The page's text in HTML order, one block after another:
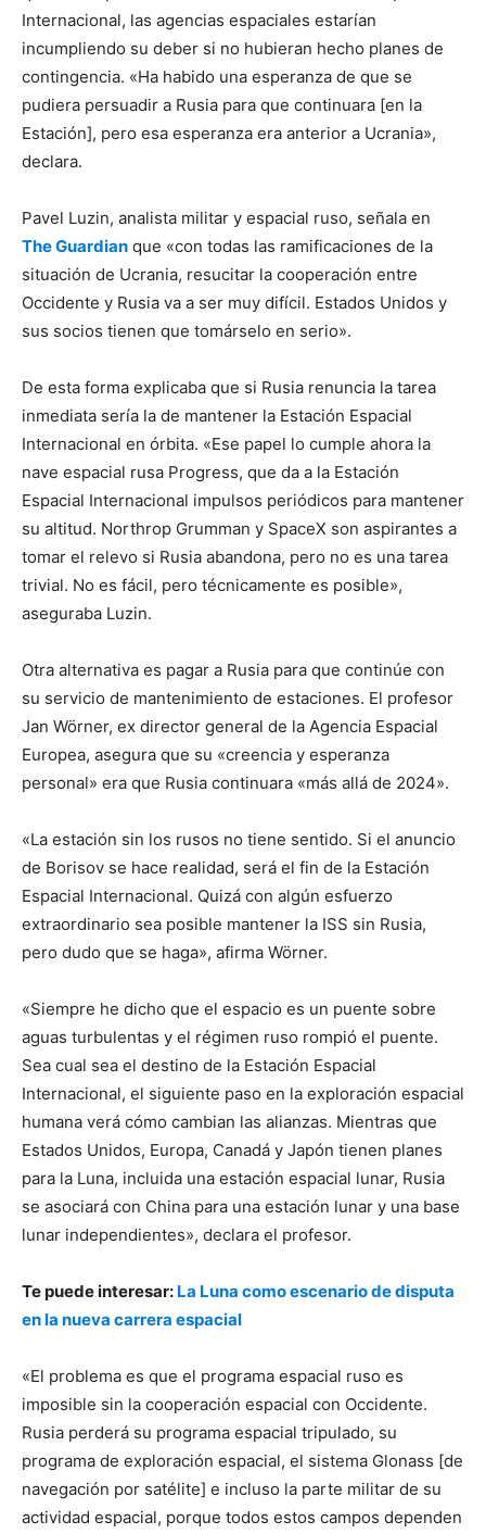
Internacional, las agencias espaciales estarían
incumpliendo su deber si no hubieran hecho planes de
contingencia. «Ha habido una esperanza de que se
pudiera persuadir a Rusia para que continuara [en la
Estación], pero esa esperanza era anterior a Ucrania»,
declara.
Pavel Luzin, analista militar y espacial ruso, señala en
The Guardian que «con todas las ramificaciones de la
situación de Ucrania, resucitar la cooperación entre
Occidente y Rusia va a ser muy difícil. Estados Unidos y
sus socios tienen que tomárselo en serio».
De esta forma explicaba que si Rusia renuncia la tarea
inmediata sería la de mantener la Estación Espacial
Internacional en órbita. «Ese papel lo cumple ahora la
nave espacial rusa Progress, que da a la Estación
Espacial Internacional impulsos periódicos para mantener
su altitud. Northrop Grumman y SpaceX son aspirantes a
tomar el relevo si Rusia abandona, pero no es una tarea
trivial. No es fácil, pero técnicamente es posible»,
aseguraba Luzin.
Otra alternativa es pagar a Rusia para que continúe con
su servicio de mantenimiento de estaciones. El profesor
Jan Wörner, ex director general de la Agencia Espacial
Europea, asegura que su «creencia y esperanza
personal» era que Rusia continuara «más allá de 2024».
«La estación sin los rusos no tiene sentido. Si el anuncio
de Borisov se hace realidad, será el fin de la Estación
Espacial Internacional. Quizá con algún esfuerzo
extraordinario sea posible mantener la ISS sin Rusia,
pero dudo que se haga», afirma Wörner.
«Siempre he dicho que el espacio es un puente sobre
aguas turbulentas y el régimen ruso rompió el puente.
Sea cual sea el destino de la Estación Espacial
Internacional, el siguiente paso en la exploración espacial
humana verá cómo cambian las alianzas. Mientras que
Estados Unidos, Europa, Canadá y Japón tienen planes
para la Luna, incluida una estación espacial lunar, Rusia
se asociará con China para una estación lunar y una base
lunar independientes», declara el profesor.
Te puede interesar: La Luna como escenario de disputa
en la nueva carrera espacial
«El problema es que el programa espacial ruso es
imposible sin la cooperación espacial con Occidente.
Rusia perderá su programa espacial tripulado, su
programa de exploración espacial, el sistema Glonass [de
navegación por satélite] e incluso la parte militar de su
actividad espacial, porque todos estos campos dependen